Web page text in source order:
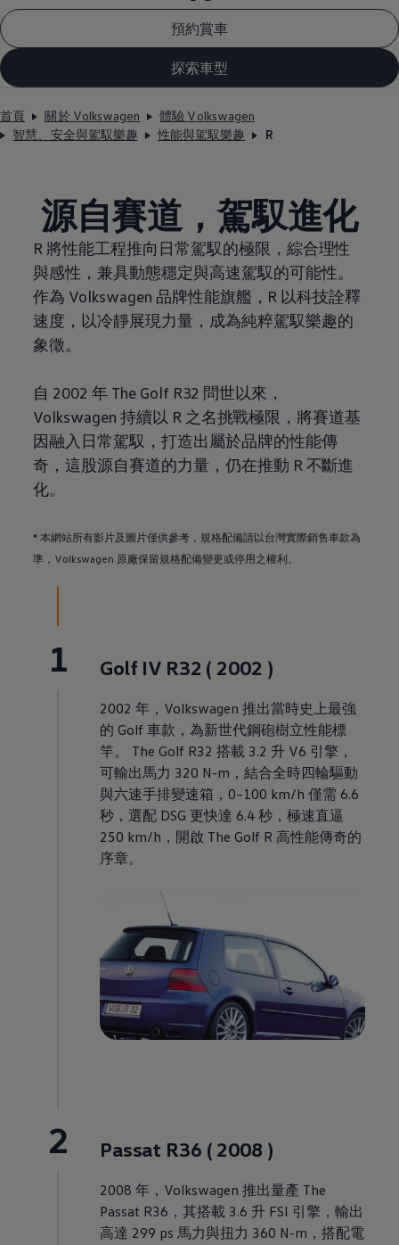
預約賞車
探索車型
首頁 關於 Volkswagen
體驗 Volkswagen
智慧、安全與駕馭樂趣
性能與駕馭樂趣 R
源自賽道，駕馭進化
R 將性能工程推向日常駕馭的極限，綜合理性
與感性，兼具動態穩定與高速駕馭的可能性。
作為 Volkswagen 品牌性能旗艦，R 以科技詮釋
速度，以冷靜展現力量，成為純粹駕馭樂趣的
象徵。
自 2002 年 The Golf R32 問世以來 ，
Volkswagen 持續以 R 之名挑戰極限，將賽道基
因融入日常駕馭，打造出屬於品牌的性能傳
奇，這股源自賽道的力量，仍在推動 R 不斷進
化。
* 本網站所有影片及圖片僅供參考，規格配備請以台灣實際銷售車款為
準 ， Volkswagen 原廠保留規格配備變更或停用之權利。
1 Golf IV R32 ( 2002 )
2002 年 ， Volkswagen 推出當時史上最強
的 Golf 車款，為新世代鋼砲樹立性能標
竿。 The Golf R32 搭載 3.2 升 V6 引擎，
可輸出馬力 320 N-m，結合全時四輪驅動
與六速手排變速箱，0–100 km/h 僅需 6.6
秒，選配 DSG 更快達 6.4 秒，極速直逼
250 km/h，開啟 The Golf R 高性能傳奇的
序章。
2 Passat R36 ( 2008 )
2008 年 ， Volkswagen 推出量產 The
Passat R36，其搭載 3.6 升 FSI 引擎，輸出
高達 299 ps 馬力與扭力 360 N-m，搭配電